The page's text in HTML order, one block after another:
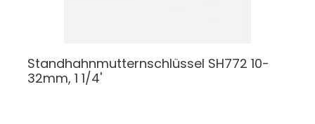
Standhahnmutternschlüssel SH772 10-
32mm, 1 1/4'